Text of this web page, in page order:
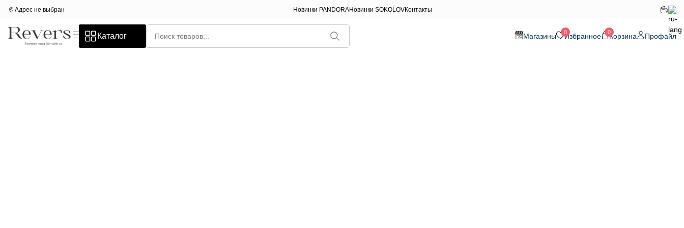
Адрес не выбран Новинки PANDORAНовинки SOKOLOVКонтакты
Каталог Магазины 0Избранное 0Корзина Профайл